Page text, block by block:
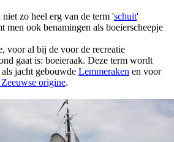
zo heel erg van de term 'schuit'
men ook benamingen als boeierscheepje
voor al bij de voor de recreatie
gaat is: boeieraak. Deze term wordt
jacht gebouwde Lemmeraken en voor
origine.